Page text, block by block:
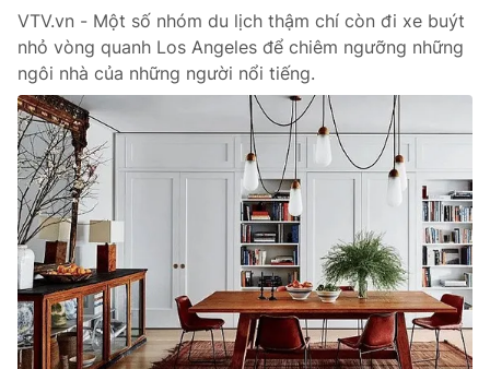
Hậu trường
Nhân vật
Khán giả
Giải sao mai
Điện ảnh
Âm nhạc
Sao
Đời sống
Du lịch
Làm đẹp
Chất lượng cuộc sống
Giáo dục
Tuyển sinh
Học trực tuyến
Công nghệ
Hitech Công nghệ tương lai
Sản phẩm
Thị trường
Tư vấn
Giao lưu trực tuyến
Lịch phát sóng
VTV.vn - Một số nhóm du lịch thậm chí còn đi xe buýt
nhỏ vòng quanh Los Angeles để chiêm ngưỡng những
ngôi nhà của những người nổi tiếng.